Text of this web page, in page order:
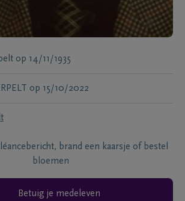
op 14/11/1935
op 15/10/2022
brand een kaarsje of bestel
bloemen
Betuig je medeleven